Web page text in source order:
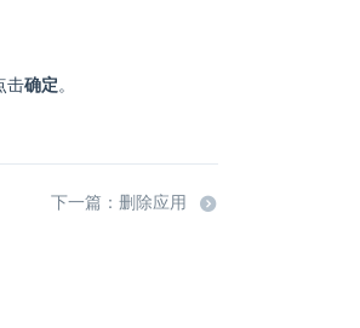
击确定。
下一篇：删除应用